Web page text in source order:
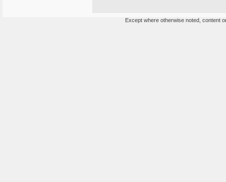
Except where otherwise noted, content